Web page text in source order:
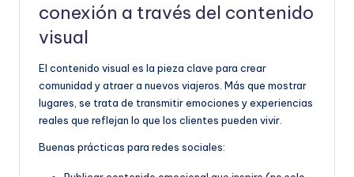
conexión a través del contenido
visual
El contenido visual es la pieza clave para crear
comunidad y atraer a nuevos viajeros. Más que mostrar
lugares, se trata de transmitir emociones y experiencias
reales que reflejan lo que los clientes pueden vivir.
Buenas prácticas para redes sociales: